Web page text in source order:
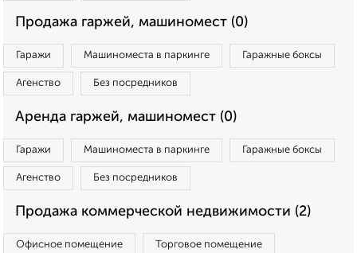
Продажа гаржей, машиномест (0)
Гаражи Машиноместа в паркинге Гаражные боксы
Агенство Без посредников
Аренда гаржей, машиномест (0)
Гаражи Машиноместа в паркинге Гаражные боксы
Агенство Без посредников
Продажа коммерческой недвижимости (2)
Офисное помещение Торговое помещение